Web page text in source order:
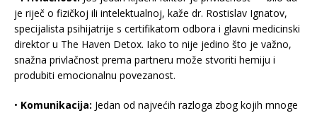
je riječ o fizičkoj ili intelektualnoj, kaže dr. Rostislav Ignatov,
specijalista psihijatrije s certifikatom odbora i glavni medicinski
direktor u The Haven Detox. Iako to nije jedino što je važno,
snažna privlačnost prema partneru može stvoriti hemiju i
produbiti emocionalnu povezanost.
• Komunikacija: Jedan od najvećih razloga zbog kojih mnoge